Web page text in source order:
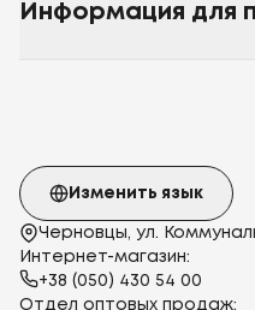
Информация для
Черновцы, ул.
Интернет-магазин:
+38 (050) 430 54 00
Отдел оптовых продаж:
Изменить язык